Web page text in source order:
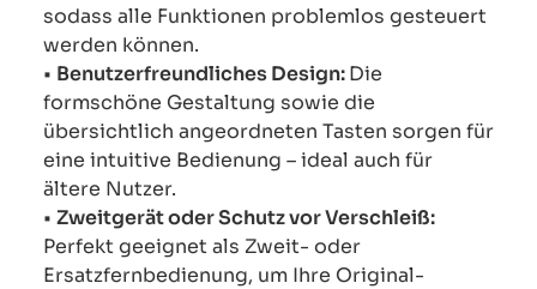
sodass alle Funktionen problemlos gesteuert
werden können.
• Benutzerfreundliches Design:Die
formschöne Gestaltung sowie die
übersichtlich angeordneten Tasten sorgen für
eine intuitive Bedienung – ideal auch für
ältere Nutzer.
• Zweitgerät oder Schutz vor Verschleiß:
Perfekt geeignet als Zweit- oder
Ersatzfernbedienung, um Ihre Original-